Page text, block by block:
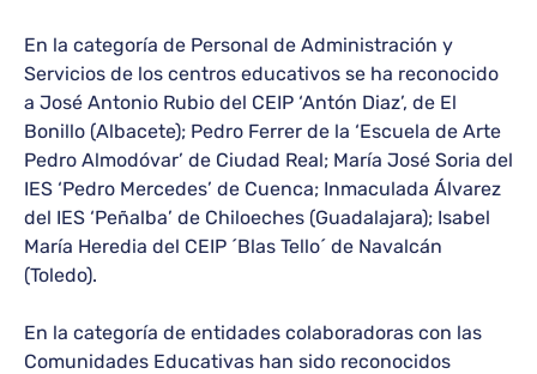
En la categoría de Personal de Administración y
Servicios de los centros educativos se ha reconocido
a José Antonio Rubio del CEIP ‘Antón Diaz’, de El
Bonillo (Albacete); Pedro Ferrer de la ‘Escuela de Arte
Pedro Almodóvar’ de Ciudad Real; María José Soria del
IES ‘Pedro Mercedes’ de Cuenca; Inmaculada Álvarez
del IES ‘Peñalba’ de Chiloeches (Guadalajara); Isabel
María Heredia del CEIP ´Blas Tello´ de Navalcán
(Toledo).
En la categoría de entidades colaboradoras con las
Comunidades Educativas han sido reconocidos